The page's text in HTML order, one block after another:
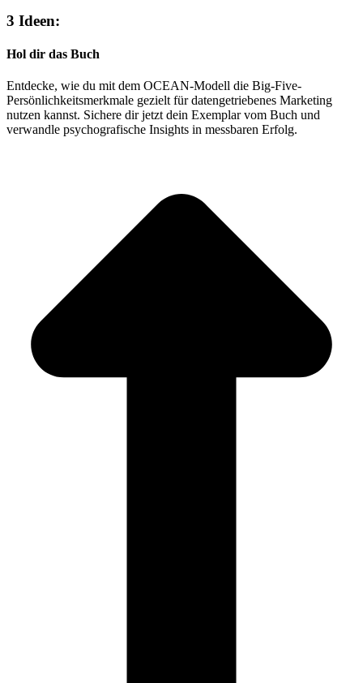
3 Ideen:
Hol dir das Buch
Entdecke, wie du mit dem OCEAN-Modell die Big-Five-
Persönlichkeitsmerkmale gezielt für datengetriebenes Marketing
nutzen kannst. Sichere dir jetzt dein Exemplar vom Buch und
verwandle psychografische Insights in messbaren Erfolg.